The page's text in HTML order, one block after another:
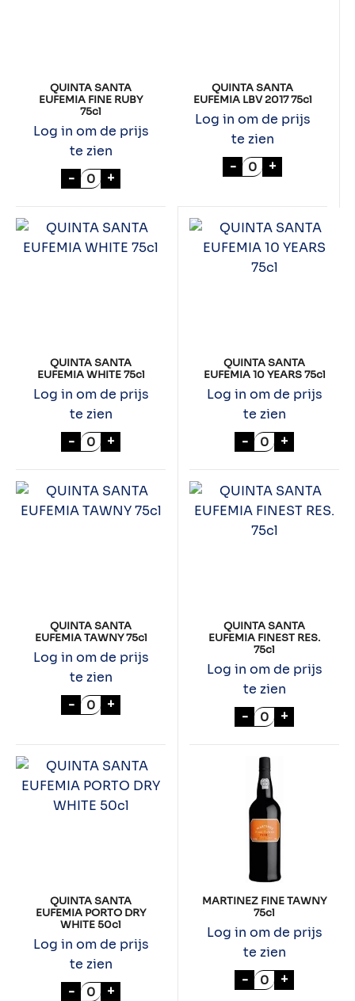
QUINTA SANTA
EUFEMIA FINE RUBY
75cl
Log in om de prijs
te zien
- QUINTA SANTA EUFEMIA FINE RUBY 75cl
+
QUINTA SANTA
EUFEMIA LBV 2017 75cl
Log in om de prijs
te zien
- QUINTA SANTA
+
QUINTA SANTA
EUFEMIA WHITE 75cl
Log in om de prijs
te zien
- QUINTA SANTA EUFEMIA WHITE 75cl
+
QUINTA SANTA
EUFEMIA 10 YEARS 75cl
Log in om de prijs
te zien
- QUINTA
+
QUINTA SANTA
EUFEMIA TAWNY 75cl
Log in om de prijs
te zien
- QUINTA SANTA EUFEMIA TAWNY 75cl
+
QUINTA SANTA
EUFEMIA FINEST RES.
75cl
Log in om de prijs
te zien
- QUINTA
+
QUINTA SANTA
EUFEMIA PORTO DRY
WHITE 50cl
Log in om de prijs
te zien
- QUINTA SANTA EUFEMIA PORTO DRY
+
MARTINEZ FINE TAWNY
75cl
Log in om de prijs
te zien
- MARTINEZ
+